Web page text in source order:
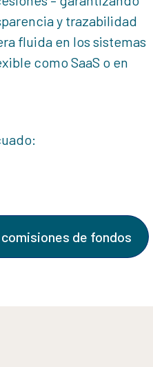
y trazabilidad
fluida en los sistemas
como SaaS o en
comisiones de fondos